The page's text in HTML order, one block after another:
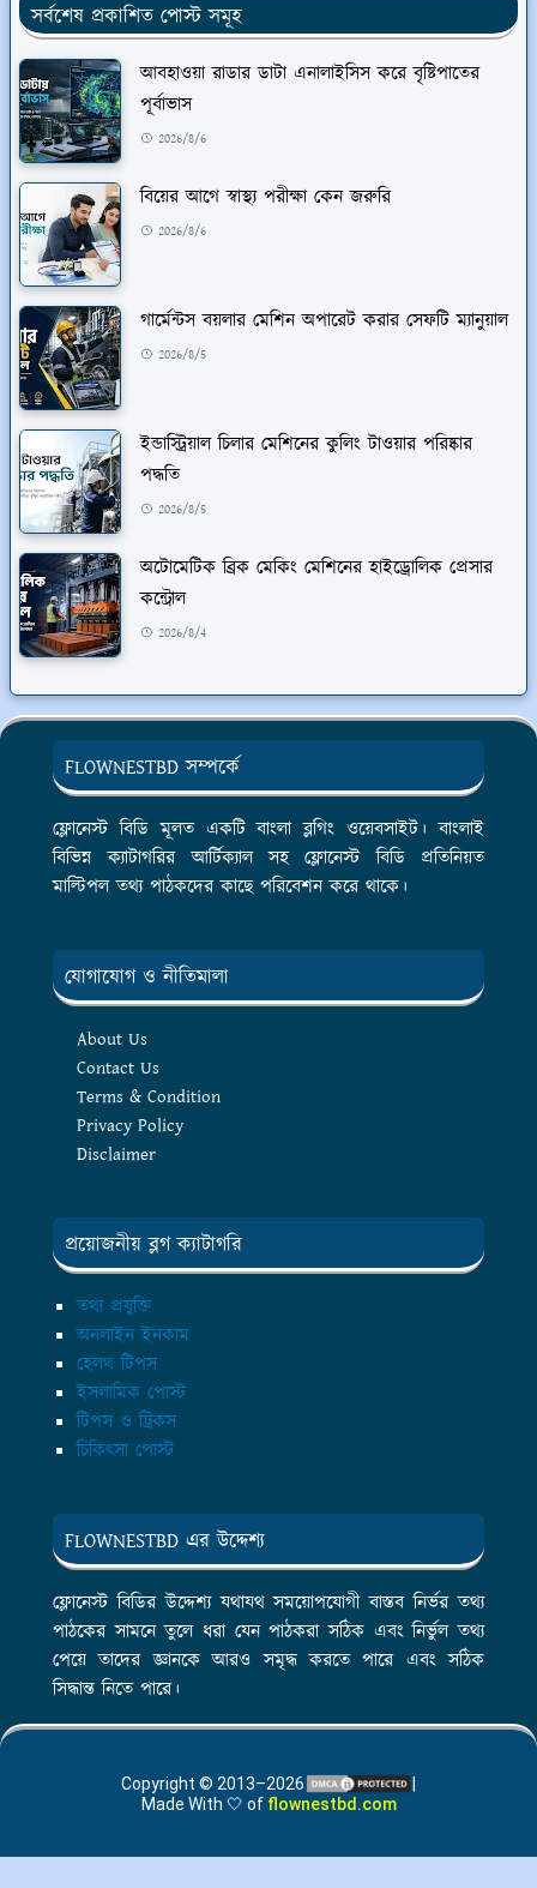
সর্বশেষ প্রকাশিত পোস্ট সমূহ
আবহাওয়া রাডার ডাটা এনালাইসিস করে বৃষ্টিপাতের
পূর্বাভাস
2026/8/6
বিয়ের আগে স্বাস্থ্য পরীক্ষা কেন জরুরি
2026/8/6
গার্মেন্টস বয়লার মেশিন অপারেট করার সেফটি ম্যানুয়াল
2026/8/5
ইন্ডাস্ট্রিয়াল চিলার মেশিনের কুলিং টাওয়ার পরিষ্কার
পদ্ধতি
2026/8/5
অটোমেটিক ব্রিক মেকিং মেশিনের হাইড্রোলিক প্রেসার
কন্ট্রোল
2026/8/4
FLOWNESTBD সম্পর্কে
ফ্লোনেস্ট বিডি মূলত একটি বাংলা ব্লগিং ওয়েবসাইট। বাংলাই
বিভিন্ন ক্যাটাগরির আর্টিক্যাল সহ ফ্লোনেস্ট বিডি প্রতিনিয়ত
মাল্টিপল তথ্য পাঠকদের কাছে পরিবেশন করে থাকে।
যোগাযোগ ও নীতিমালা
About Us
Contact Us
Terms & Condition
Privacy Policy
Disclaimer
প্রয়োজনীয় ব্লগ ক্যাটাগরি
তথ্য প্রযুক্তি
অনলাইন ইনকাম
হেলথ টিপস
ইসলামিক পোস্ট
টিপস ও ট্রিকস
চিকিৎসা পোস্ট
FLOWNESTBD এর উদ্দেশ্য
ফ্লোনেস্ট বিডির উদ্দেশ্য যথাযথ সময়োপযোগী বাস্তব নির্ভর তথ্য
পাঠকের সামনে তুলে ধরা যেন পাঠকরা সঠিক এবং নির্ভুল তথ্য
পেয়ে তাদের জ্ঞানকে আরও সমৃদ্ধ করতে পারে এবং সঠিক
সিদ্ধান্ত নিতে পারে।
Copyright © 2013–2026
Made With 🤍 of flownestbd.com